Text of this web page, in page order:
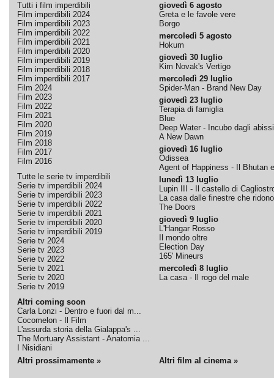
Tutti i film imperdibili
Film imperdibili 2024
Film imperdibili 2023
Film imperdibili 2022
Film imperdibili 2021
Film imperdibili 2020
Film imperdibili 2019
Film imperdibili 2018
Film imperdibili 2017
Film 2024
Film 2023
Film 2022
Film 2021
Film 2020
Film 2019
Film 2018
Film 2017
Film 2016
Tutte le serie tv imperdibili
Serie tv imperdibili 2024
Serie tv imperdibili 2023
Serie tv imperdibili 2022
Serie tv imperdibili 2021
Serie tv imperdibili 2020
Serie tv imperdibili 2019
Serie tv 2024
Serie tv 2023
Serie tv 2022
Serie tv 2021
Serie tv 2020
Serie tv 2019
Altri coming soon
Carla Lonzi - Dentro e fuori dal m...
Cocomelon - Il Film
L'assurda storia della Gialappa's ...
The Mortuary Assistant - Anatomia ...
I Nisidiani
giovedì 6 agosto
Greta e le favole vere
Borgo
mercoledì 5 agosto
Hokum
giovedì 30 luglio
Kim Novak's Vertigo
mercoledì 29 luglio
Spider-Man - Brand New Day
giovedì 23 luglio
Terapia di famiglia
Blue
Deep Water - Incubo dagli abissi
A New Dawn
giovedì 16 luglio
Odissea
Agent of Happiness - Il Bhutan
lunedì 13 luglio
Lupin III - Il castello di
La casa dalle finestre che ridono
The Doors
giovedì 9 luglio
L'Hangar Rosso
Il mondo oltre
Election Day
165' Mineurs
mercoledì 8 luglio
La casa - Il rogo del male
Altri prossimamente » Altri film al cinema »